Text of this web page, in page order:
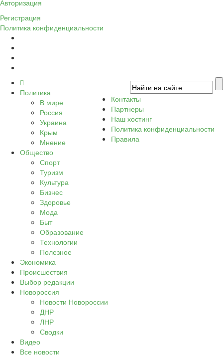
Авторизация
Регистрация
Политика конфиденциальности
Политика
В мире
Россия
Украина
Крым
Мнение
Общество
Спорт
Туризм
Культура
Бизнес
Здоровье
Мода
Быт
Образование
Технологии
Полезное
Экономика
Происшествия
Выбор редакции
Новороссия
Новости Новороссии
ДНР
ЛНР
Сводки
Видео
Все новости
Контакты
Партнеры
Наш хостинг
Политика конфиденциальности
Правила